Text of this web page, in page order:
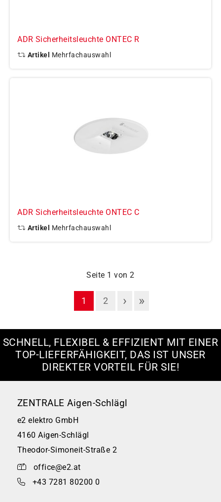
ADR Sicherheitsleuchte ONTEC R
Artikel Mehrfachauswahl
ADR Sicherheitsleuchte ONTEC C
Artikel Mehrfachauswahl
Seite 1 von 2
1 2 › »
SCHNELL, FLEXIBEL & EFFIZIENT MIT EINER
TOP-LIEFERFÄHIGKEIT, DAS IST UNSER
DIREKTER VORTEIL FÜR SIE!
ZENTRALE Aigen-Schlägl
e2 elektro GmbH
4160 Aigen-Schlägl
Theodor-Simoneit-Straße 2
office@e2.at
+43 7281 80200 0